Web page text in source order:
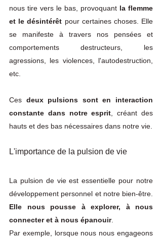
nous tire vers le bas, provoquant la flemme
et le désintérêt pour certaines choses. Elle
se manifeste à travers nos pensées et
comportements destructeurs, les
agressions, les violences, l'autodestruction,
etc.
Ces deux pulsions sont en interaction
constante dans notre esprit , créant des
hauts et des bas nécessaires dans notre vie.
L'importance de la pulsion de vie
La pulsion de vie est essentielle pour notre
Elle nous pousse à explorer, à nous
connecter et à nous épanouir.
Par exemple, lorsque nous nous engageons